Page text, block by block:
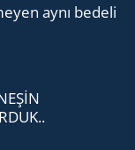
aynı be­de­li